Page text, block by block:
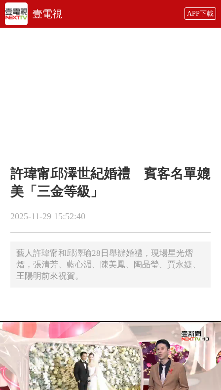
壹電視 APP下載
許瑋甯邱澤世紀婚禮 賓客名單媲
美「三金等級」
2025-11-29 15:52:40
藝人許瑋甯和邱澤瑜28日舉辦婚禮，現場星光熠
熠，張清芳、藍心湄、陳美鳳、陶晶瑩、賈永婕、
王陽明前來祝賀。